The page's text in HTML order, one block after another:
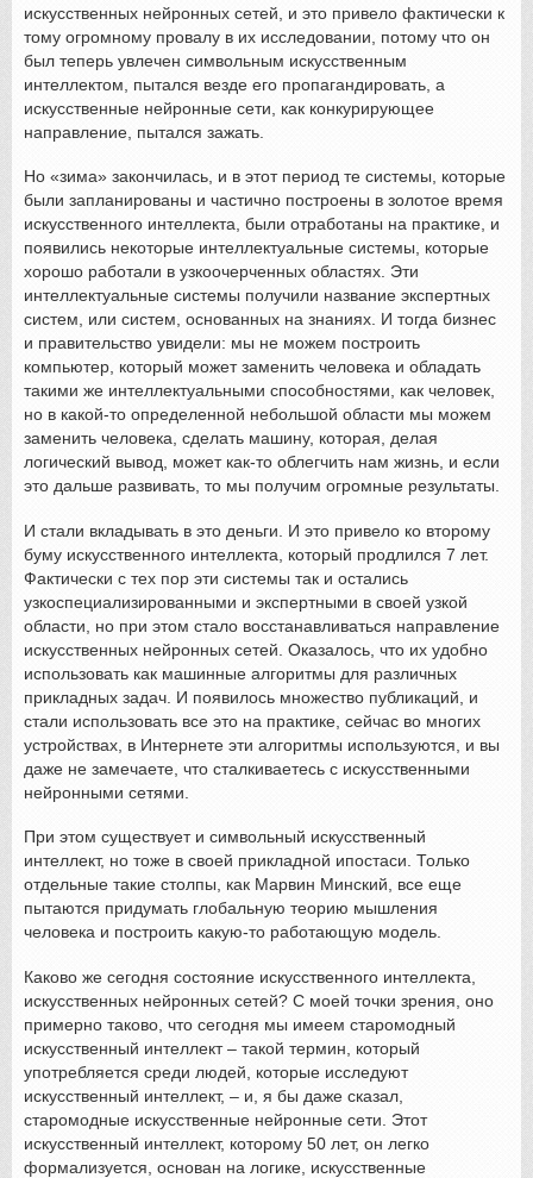
искусственных нейронных сетей, и это привело фактически к
тому огромному провалу в их исследовании, потому что он
был теперь увлечен символьным искусственным
интеллектом, пытался везде его пропагандировать, а
искусственные нейронные сети, как конкурирующее
направление, пытался зажать.
Но «зима» закончилась, и в этот период те системы, которые
были запланированы и частично построены в золотое время
искусственного интеллекта, были отработаны на практике, и
появились некоторые интеллектуальные системы, которые
хорошо работали в узкоочерченных областях. Эти
интеллектуальные системы получили название экспертных
систем, или систем, основанных на знаниях. И тогда бизнес
и правительство увидели: мы не можем построить
компьютер, который может заменить человека и обладать
такими же интеллектуальными способностями, как человек,
но в какой-то определенной небольшой области мы можем
заменить человека, сделать машину, которая, делая
логический вывод, может как-то облегчить нам жизнь, и если
это дальше развивать, то мы получим огромные результаты.
И стали вкладывать в это деньги. И это привело ко второму
буму искусственного интеллекта, который продлился 7 лет.
Фактически с тех пор эти системы так и остались
узкоспециализированными и экспертными в своей узкой
области, но при этом стало восстанавливаться направление
искусственных нейронных сетей. Оказалось, что их удобно
использовать как машинные алгоритмы для различных
прикладных задач. И появилось множество публикаций, и
стали использовать все это на практике, сейчас во многих
устройствах, в Интернете эти алгоритмы используются, и вы
даже не замечаете, что сталкиваетесь с искусственными
нейронными сетями.
При этом существует и символьный искусственный
интеллект, но тоже в своей прикладной ипостаси. Только
отдельные такие столпы, как Марвин Минский, все еще
пытаются придумать глобальную теорию мышления
человека и построить какую-то работающую модель.
Каково же сегодня состояние искусственного интеллекта,
искусственных нейронных сетей? С моей точки зрения, оно
примерно таково, что сегодня мы имеем старомодный
искусственный интеллект – такой термин, который
употребляется среди людей, которые исследуют
искусственный интеллект, – и, я бы даже сказал,
старомодные искусственные нейронные сети. Этот
искусственный интеллект, которому 50 лет, он легко
формализуется, основан на логике, искусственные